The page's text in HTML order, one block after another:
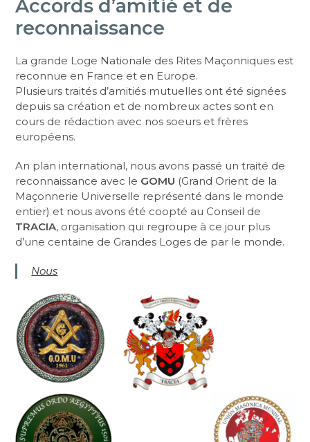
Accords d’amitié et de
reconnaissance
La grande Loge Nationale des Rites Maçonniques est
reconnue en France et en Europe.
Plusieurs traités d’amitiés mutuelles ont été signées
depuis sa création et de nombreux actes sont en
cours de rédaction avec nos soeurs et frères
européens.
An plan international, nous avons passé un traité de
reconnaissance avec le GOMU (Grand Orient de la
Maçonnerie Universelle représenté dans le monde
entier) et nous avons été coopté au Conseil de
TRACIA, organisation qui regroupe à ce jour plus
d’une centaine de Grandes Loges de par le monde.
Nous